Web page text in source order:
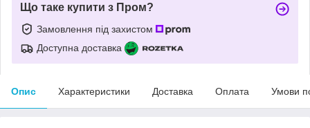
Що таке купити з Пром?
Замовлення під захистом
Доступна доставка
Опис Характеристики Доставка Оплата Умови